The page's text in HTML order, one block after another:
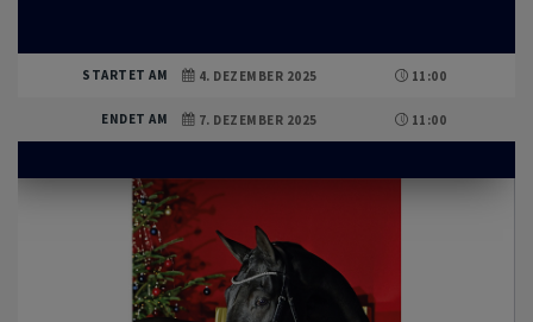
STARTET AM 4. DEZEMBER 2025 11:00
ENDET AM 7. DEZEMBER 2025 11:00